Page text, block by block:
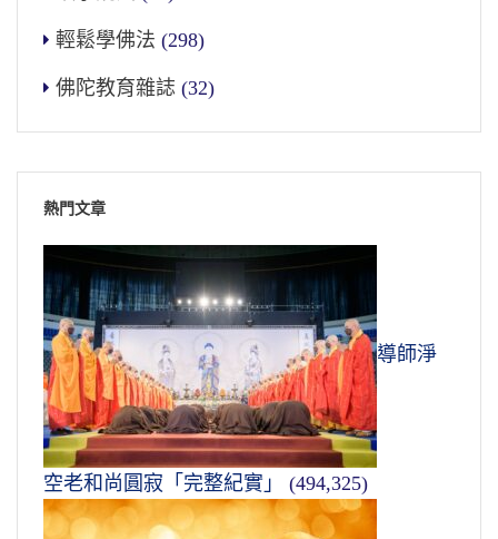
輕鬆學佛法 (298)
佛陀教育雜誌 (32)
熱門文章
導師淨
空老和尚圓寂「完整紀實」 (494,325)